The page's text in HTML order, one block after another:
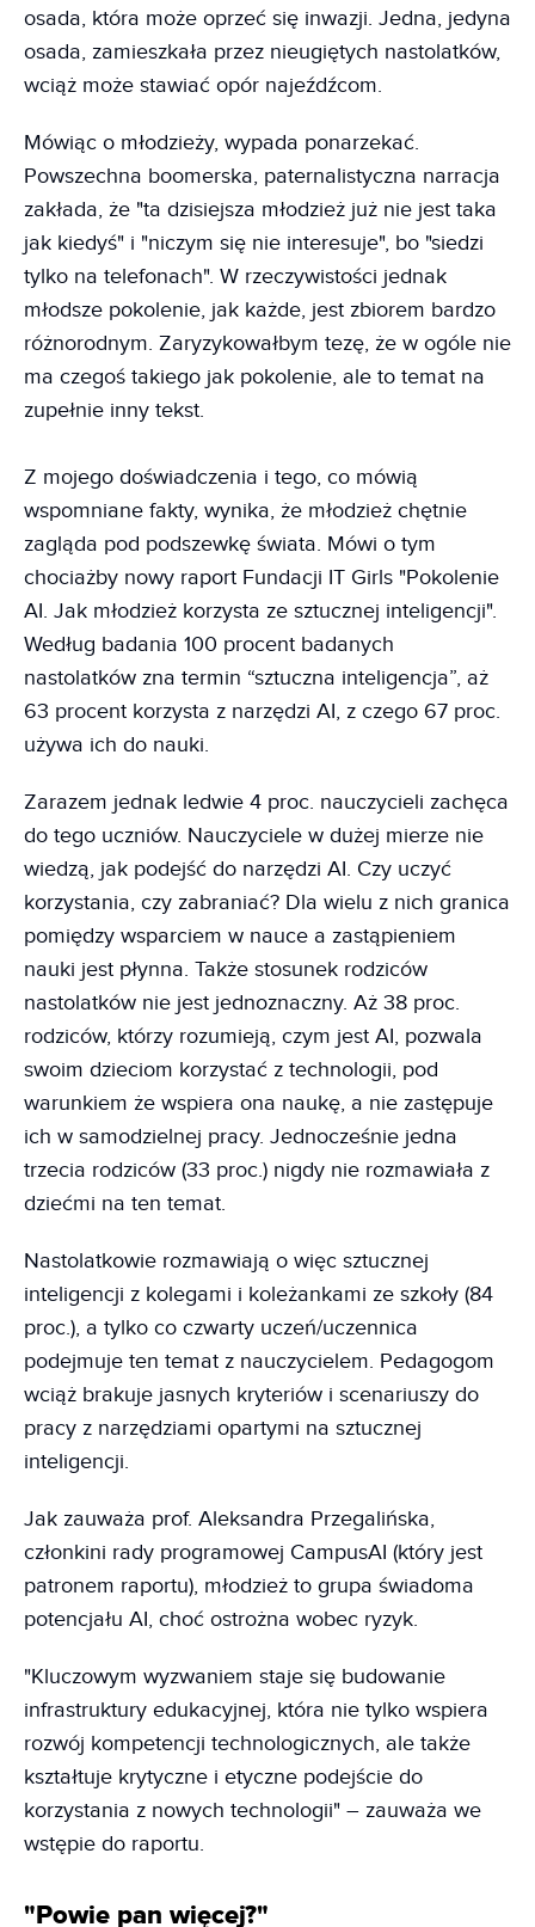
osada, która może oprzeć się inwazji. Jedna, jedyna
osada, zamieszkała przez nieugiętych nastolatków,
wciąż może stawiać opór najeźdźcom.
Mówiąc o młodzieży, wypada ponarzekać.
Powszechna boomerska, paternalistyczna narracja
zakłada, że "ta dzisiejsza młodzież już nie jest taka
jak kiedyś" i "niczym się nie interesuje", bo "siedzi
tylko na telefonach". W rzeczywistości jednak
młodsze pokolenie, jak każde, jest zbiorem bardzo
różnorodnym. Zaryzykowałbym tezę, że w ogóle nie
ma czegoś takiego jak pokolenie, ale to temat na
zupełnie inny tekst.
Z mojego doświadczenia i tego, co mówią
wspomniane fakty, wynika, że młodzież chętnie
zagląda pod podszewkę świata. Mówi o tym
chociażby nowy raport Fundacji IT Girls "Pokolenie
AI. Jak młodzież korzysta ze sztucznej inteligencji".
Według badania 100 procent badanych
nastolatków zna termin “sztuczna inteligencja”, aż
63 procent korzysta z narzędzi AI, z czego 67 proc.
używa ich do nauki.
Zarazem jednak ledwie 4 proc. nauczycieli zachęca
do tego uczniów. Nauczyciele w dużej mierze nie
wiedzą, jak podejść do narzędzi AI. Czy uczyć
korzystania, czy zabraniać? Dla wielu z nich granica
pomiędzy wsparciem w nauce a zastąpieniem
nauki jest płynna. Także stosunek rodziców
nastolatków nie jest jednoznaczny. Aż 38 proc.
rodziców, którzy rozumieją, czym jest AI, pozwala
swoim dzieciom korzystać z technologii, pod
warunkiem że wspiera ona naukę, a nie zastępuje
ich w samodzielnej pracy. Jednocześnie jedna
trzecia rodziców (33 proc.) nigdy nie rozmawiała z
dziećmi na ten temat.
Nastolatkowie rozmawiają o więc sztucznej
inteligencji z kolegami i koleżankami ze szkoły (84
proc.), a tylko co czwarty uczeń/uczennica
podejmuje ten temat z nauczycielem. Pedagogom
wciąż brakuje jasnych kryteriów i scenariuszy do
pracy z narzędziami opartymi na sztucznej
inteligencji.
Jak zauważa prof. Aleksandra Przegalińska,
członkini rady programowej CampusAI (który jest
patronem raportu), młodzież to grupa świadoma
potencjału AI, choć ostrożna wobec ryzyk.
"Kluczowym wyzwaniem staje się budowanie
infrastruktury edukacyjnej, która nie tylko wspiera
rozwój kompetencji technologicznych, ale także
kształtuje krytyczne i etyczne podejście do
korzystania z nowych technologii" – zauważa we
wstępie do raportu.
"Powie pan więcej?"